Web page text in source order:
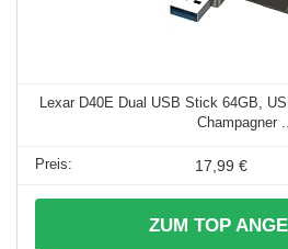
Lexar D40E Dual USB Stick 64GB,
Champagner ...
17,99 €
ZUM TOP